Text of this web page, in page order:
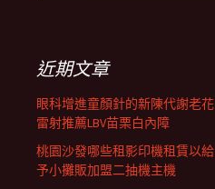
近期文章
眼科增進童顏針的新陳代謝老花
雷射推薦LBV苗栗白內障
桃園沙發哪些租影印機租賃以給
予小攤販加盟二抽機主機